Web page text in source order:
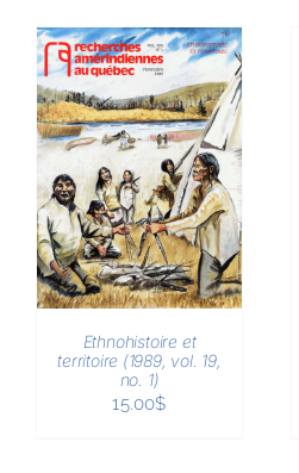
Ethnohistoire et
territoire (1989, vol. 19,
no. 1)
15.00$